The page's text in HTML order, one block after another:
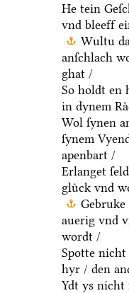
He tein
vnd bleeff
Wultu
anſchlach
ghat /
So holdt en
in dynem
Wol ſynen
ſynem
apenbart /
Erlanget
gluͤck vnd
auerig vnd
wordt /
Spotte nicht
hyr / den
Ydt ys nicht